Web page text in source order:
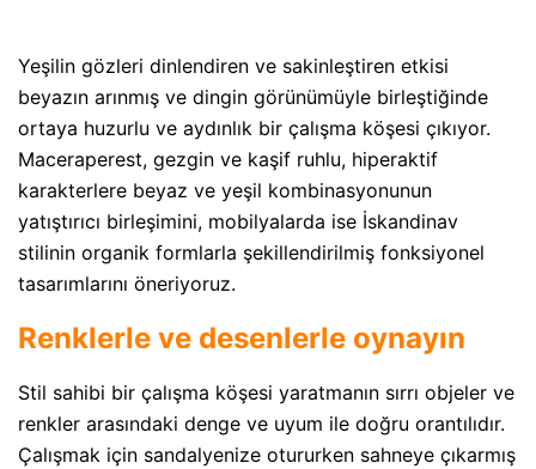
Yeşilin gözleri dinlendiren ve sakinleştiren etkisi
beyazın arınmış ve dingin görünümüyle birleştiğinde
ortaya huzurlu ve aydınlık bir çalışma köşesi çıkıyor.
Maceraperest, gezgin ve kaşif ruhlu, hiperaktif
karakterlere beyaz ve yeşil kombinasyonunun
yatıştırıcı birleşimini, mobilyalarda ise İskandinav
stilinin organik formlarla şekillendirilmiş fonksiyonel
tasarımlarını öneriyoruz.
Renklerle ve desenlerle oynayın
Stil sahibi bir çalışma köşesi yaratmanın sırrı objeler ve
renkler arasındaki denge ve uyum ile doğru orantılıdır.
Çalışmak için sandalyenize otururken sahneye çıkarmış